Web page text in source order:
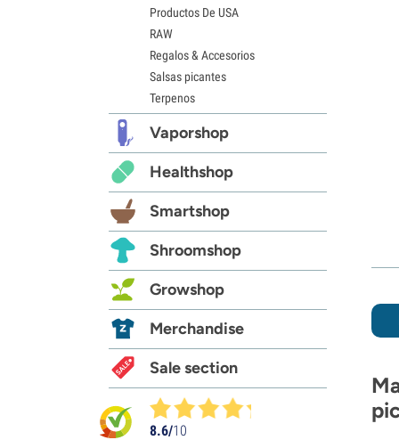
Productos De USA
RAW
Regalos & Accesorios
Salsas picantes
Terpenos
Vaporshop
Healthshop
Smartshop
Shroomshop
Growshop
Merchandise
Sale section
8.6/10